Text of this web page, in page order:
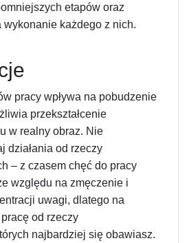
etapów oraz
wykonanie każdego z nich.
pracy wpływa na pobudzenie
przekształcenie
w realny obraz. Nie
działania od rzeczy
– z czasem chęć do pracy
względu na zmęczenie i
uwagi, dlatego na
od rzeczy
najbardziej się obawiasz.